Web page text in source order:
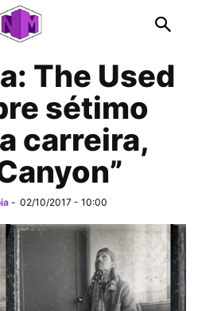
The Used
sétimo
carreira,
- 02/10/2017 - 10:00